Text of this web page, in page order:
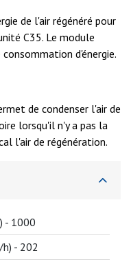
de l'air régénéré pour
C35. Le module
d'énergie.
de condenser l'air de
lorsqu'il n'y a pas la
l'air de régénération.
- 1000
- 202